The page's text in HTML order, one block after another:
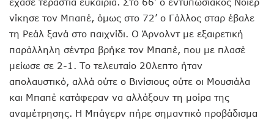
νίκησε τον Μπαπέ, όμως στο 72’ ο Γάλλος σταρ έβαλε
τη Ρεάλ ξανά στο παιχνίδι. Ο Άρνολντ με εξαιρετική
παράλληλη σέντρα βρήκε τον Μπαπέ, που με πλασέ
μείωσε σε 2-1. Το τελευταίο 20λεπτο ήταν
απολαυστικό, αλλά ούτε ο Βινίσιους ούτε οι Μουσιάλα
και Μπαπέ κατάφεραν να αλλάξουν τη μοίρα της
αναμέτρησης. Η Μπάγερν πήρε σημαντικό προβάδισμα